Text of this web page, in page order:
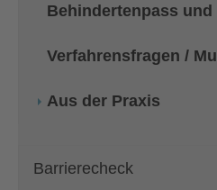
Behindertenpass
Verfahrensfragen /
Aus der Praxis
Barrierecheck